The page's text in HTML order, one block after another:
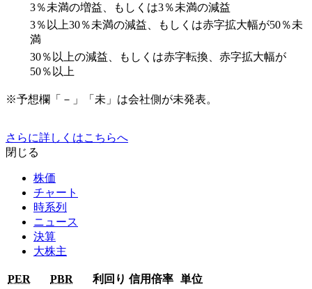
3％未満の増益、もしくは3％未満の減益
3％以上30％未満の減益、もしくは赤字拡大幅が50％未
満
30％以上の減益、もしくは赤字転換、赤字拡大幅が
50％以上
※予想欄「－」「未」は会社側が未発表。
さらに詳しくはこちらへ
閉じる
株価
チャート
時系列
ニュース
決算
大株主
PER PBR 利回り 信用倍率 単位